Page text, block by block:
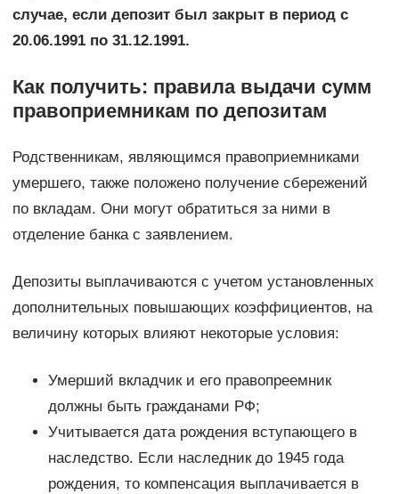
случае, если депозит был закрыт в период с
20.06.1991 по 31.12.1991.
Как получить: правила выдачи сумм
правоприемникам по депозитам
Родственникам, являющимся правоприемниками
умершего, также положено получение сбережений
по вкладам. Они могут обратиться за ними в
отделение банка с заявлением.
Депозиты выплачиваются с учетом установленных
дополнительных повышающих коэффициентов, на
величину которых влияют некоторые условия:
Умерший вкладчик и его правопреемник
должны быть гражданами РФ;
Учитывается дата рождения вступающего в
наследство. Если наследник до 1945 года
рождения, то компенсация выплачивается в